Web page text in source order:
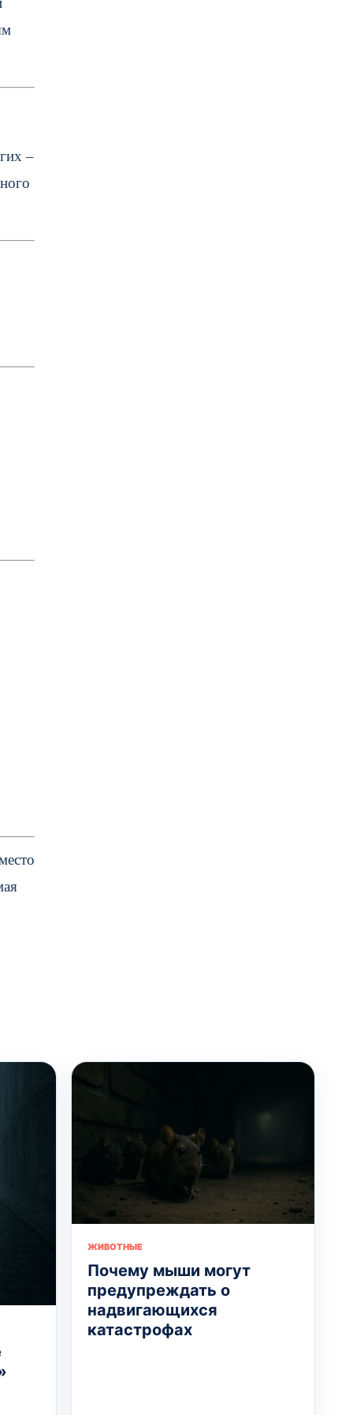
–
ЖИВОТНЫЕ
Почему мыши могут
предупреждать о
надвигающихся
катастрофах